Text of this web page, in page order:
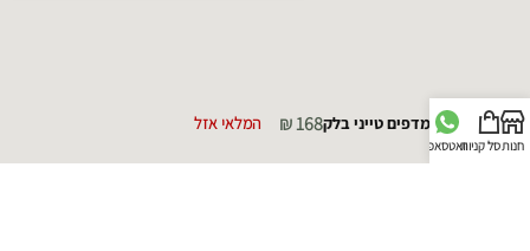
חנותסל קניותוואטסאפ
סט מדפים טייני בלק ₪168 המלאי אזל